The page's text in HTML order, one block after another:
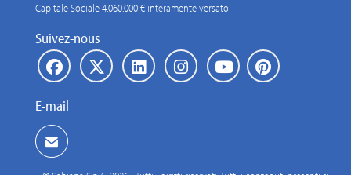
Capitale Sociale 4.060.000 € interamente versato
Suivez-nous
E-mail